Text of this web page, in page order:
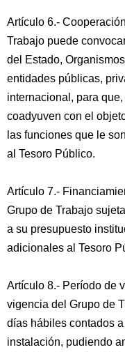
Artículo 6.-
Trabajo puede
del Estado,
entidades públicas,
internacional, para
coadyuven con el
las funciones que le
al Tesoro Público.
Artículo 7.-
Grupo de Trabajo
a su presupuesto
adicionales al Tesoro
Artículo 8.- Período de
vigencia del Grupo de
días hábiles contados
instalación, pudiendo